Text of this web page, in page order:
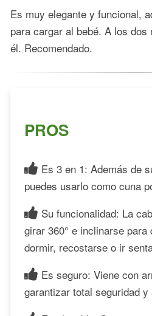
Es muy elegante y funcional,
para cargar al bebé. A los
él. Recomendado.
PROS
Es 3 en 1: Además de
puedes usarlo como cuna
Su funcionalidad: La
girar 360° e inclinarse para
dormir, recostarse o ir
Es seguro: Viene con
garantizar total seguridad